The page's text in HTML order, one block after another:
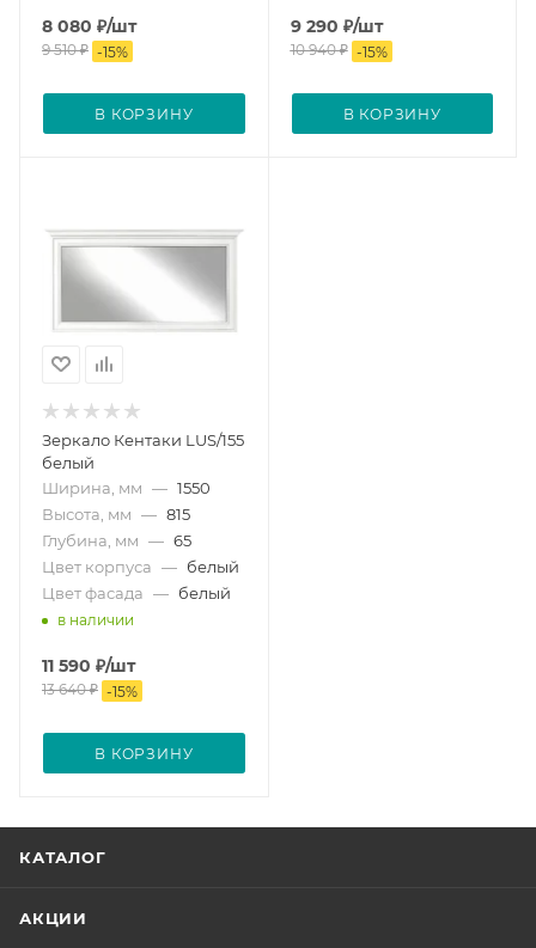
8 080 ₽/шт
9 510₽ -15%
В КОРЗИНУ
9 290 ₽/шт
10 940₽ -15%
В КОРЗИНУ
Зеркало Кентаки LUS/155
белый
Ширина, мм — 1550
Высота, мм — 815
Глубина, мм — 65
Цвет корпуса — белый
Цвет фасада — белый
в наличии
11 590 ₽/шт
13 640₽ -15%
В КОРЗИНУ
КАТАЛОГ
АКЦИИ